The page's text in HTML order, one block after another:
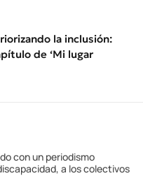
la inclusión:
de ‘Mi lugar
con un periodismo
a los colectivos